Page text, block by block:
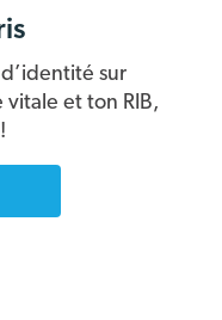
sur
et ton RIB,